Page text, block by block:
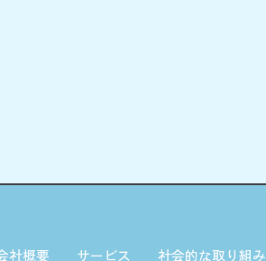
社概要 サービス 社会的な取り組み